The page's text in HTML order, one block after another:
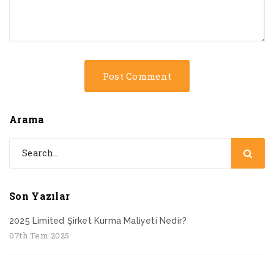
Arama
Son Yazılar
2025 Limited Şirket Kurma Maliyeti Nedir?
07th Tem 2025